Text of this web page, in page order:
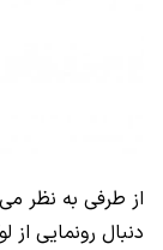
از طرفی به نظر
دنبال رونمایی